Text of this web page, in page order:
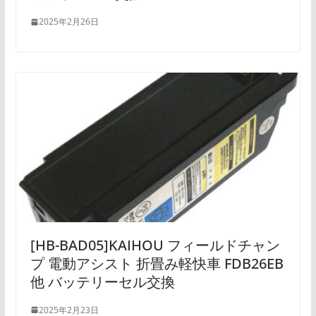
2025年2月26日
[HB-BAD05]KAIHOU フィールドチャン
プ 電動アシスト 折畳み軽快車 FDB26EB
他 バッテリーセル交換
2025年2月23日